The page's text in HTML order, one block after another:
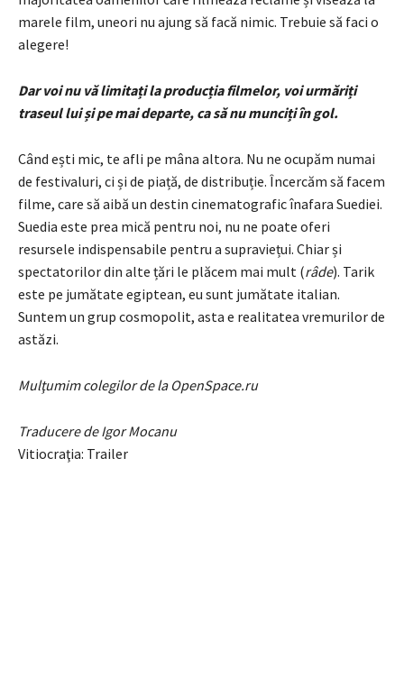
marele film, uneori nu ajung să facă nimic. Trebuie să faci o
alegere!
Dar voi nu vă limitați la producția filmelor, voi urmăriți
traseul lui și pe mai departe, ca să nu munciți în gol.
Când ești mic, te afli pe mâna altora. Nu ne ocupăm numai
de festivaluri, ci și de piață, de distribuție. Încercăm să facem
filme, care să aibă un destin cinematografic înafara Suediei.
Suedia este prea mică pentru noi, nu ne poate oferi
resursele indispensabile pentru a supraviețui. Chiar și
spectatorilor din alte țări le plăcem mai mult (râde). Tarik
este pe jumătate egiptean, eu sunt jumătate italian.
Suntem un grup cosmopolit, asta e realitatea vremurilor de
astăzi.
Mulţumim colegilor de la OpenSpace.ru
Traducere de Igor Mocanu
Vitiocraţia: Trailer